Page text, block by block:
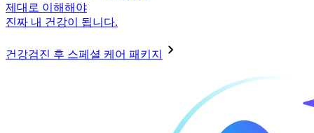
제대로 이해해야
진짜 내 건강이 됩니다.
건강검진 후 스페셜 케어 패키지